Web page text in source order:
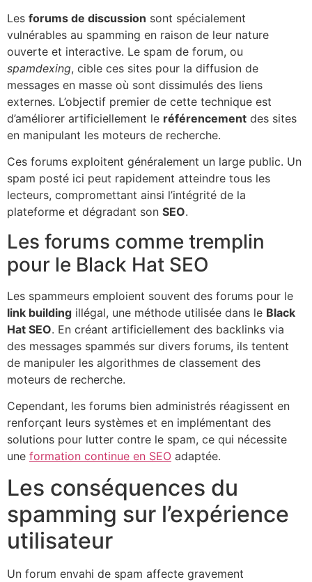
Les forums de discussion sont spécialement
vulnérables au spamming en raison de leur nature
ouverte et interactive. Le spam de forum, ou
spamdexing, cible ces sites pour la diffusion de
messages en masse où sont dissimulés des liens
externes. L’objectif premier de cette technique est
d’améliorer artificiellement le référencement des sites
en manipulant les moteurs de recherche.
Ces forums exploitent généralement un large public. Un
spam posté ici peut rapidement atteindre tous les
lecteurs, compromettant ainsi l’intégrité de la
plateforme et dégradant son SEO.
Les forums comme tremplin
pour le Black Hat SEO
Les spammeurs emploient souvent des forums pour le
link building illégal, une méthode utilisée dans le Black
Hat SEO. En créant artificiellement des backlinks via
des messages spammés sur divers forums, ils tentent
de manipuler les algorithmes de classement des
moteurs de recherche.
Cependant, les forums bien administrés réagissent en
renforçant leurs systèmes et en implémentant des
solutions pour lutter contre le spam, ce qui nécessite
une formation continue en SEO adaptée.
Les conséquences du
spamming sur l’expérience
utilisateur
Un forum envahi de spam affecte gravement